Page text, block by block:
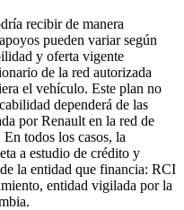
recibir de manera
pueden variar según
y oferta vigente
de la red autorizada
el vehículo. Este plan no
dependerá de las
por Renault en la red de
todos los casos, la
a estudio de crédito y
la entidad que financia: RCI
entidad vigilada por la